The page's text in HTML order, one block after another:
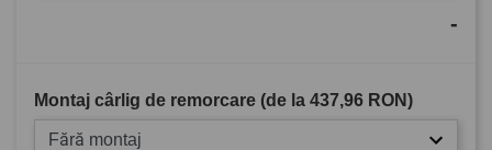
-
Montaj cârlig de remorcare (de la 437,96 RON)
Fără montaj